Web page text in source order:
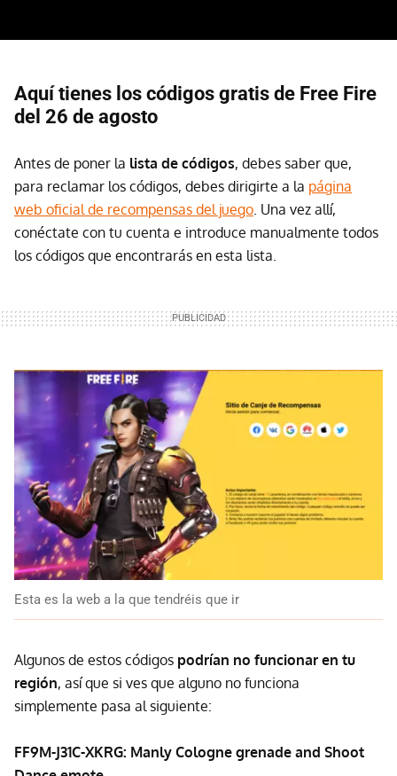
Aquí tienes los códigos gratis de Free Fire
del 26 de agosto
Antes de poner la lista de códigos, debes saber que,
para reclamar los códigos, debes dirigirte a la página
web oficial de recompensas del juego . Una vez allí,
conéctate con tu cuenta e introduce manualmente todos
los códigos que encontrarás en esta lista.
Esta es la web a la que tendréis que ir
Algunos de estos códigos podrían no funcionar en tu
región, así que si ves que alguno no funciona
simplemente pasa al siguiente:
FF9M-J31C-XKRG: Manly Cologne grenade and Shoot